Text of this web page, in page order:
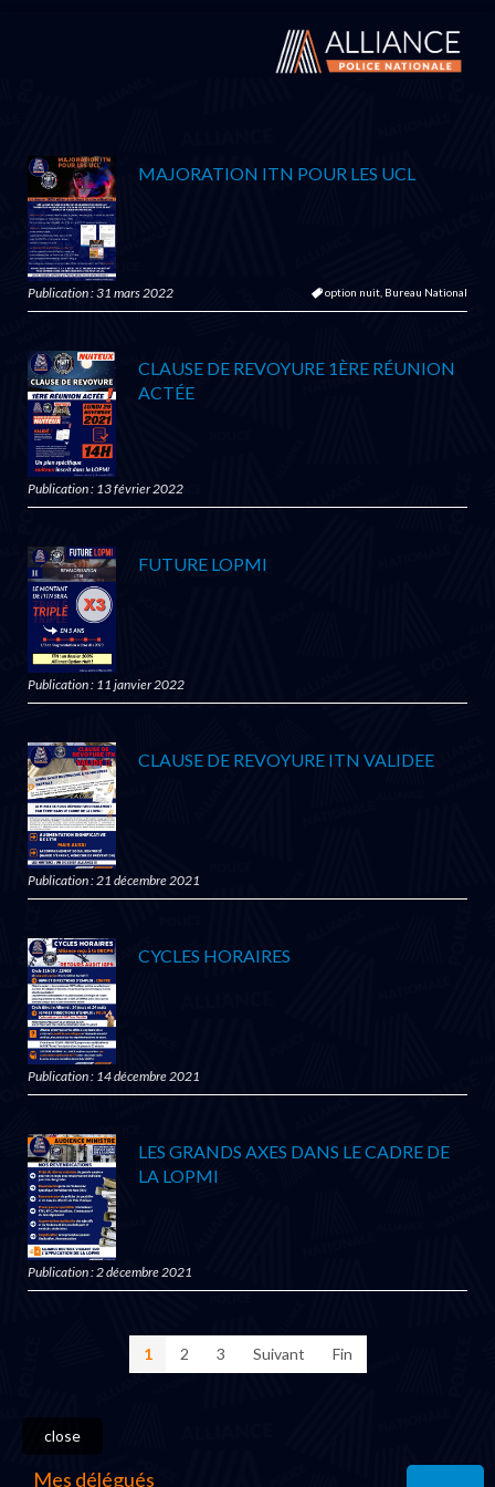
MAJORATION ITN POUR LES UCL
Publication : 31 mars 2022 option nuit, Bureau National
CLAUSE DE REVOYURE 1ÈRE RÉUNION
ACTÉE
Publication : 13 février 2022
FUTURE LOPMI
Publication : 11 janvier 2022
CLAUSE DE REVOYURE ITN VALIDEE
Publication : 21 décembre 2021
CYCLES HORAIRES
Publication : 14 décembre 2021
LES GRANDS AXES DANS LE CADRE DE
LA LOPMI
Publication : 2 décembre 2021
1 2 3 Suivant Fin
close
Mes délégués